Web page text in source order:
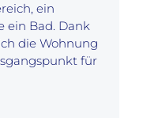
ein
ein Bad. Dank
die Wohnung
für